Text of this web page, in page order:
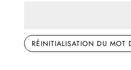
RÉINITIALISATION DU MOT